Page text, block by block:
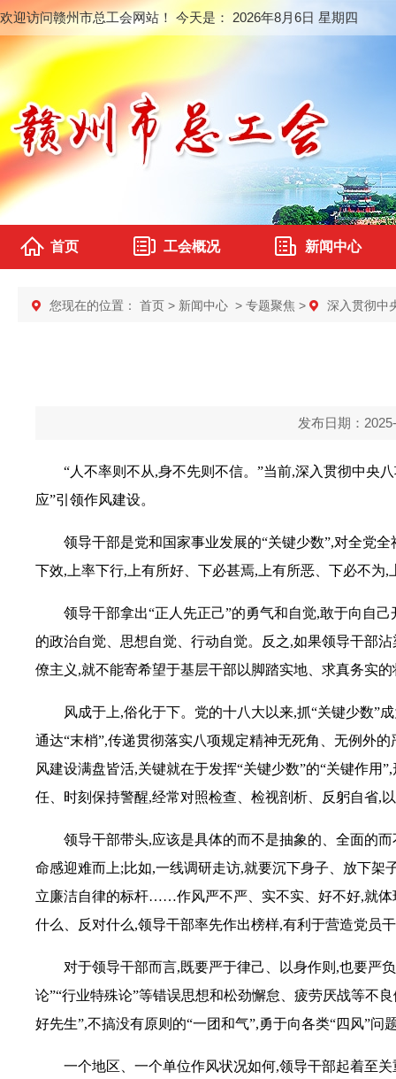
欢迎访问赣州市总工会网站！ 今天是： 2026年8月6日 星期四
首页 工会概况 新闻中心
您现在的位置： 首页 > 新闻中心 > 专题聚焦 > 深入贯彻中
发布日期：
“人不率则不从,身不先则不信。”当前,深入贯彻中央
应”引领作风建设。
领导干部是党和国家事业发展的“关键少数”,对全党
下效,上率下行,上有所好、下必甚焉,上有所恶、下必不为,
领导干部拿出“正人先正己”的勇气和自觉,敢于向自
的政治自觉、思想自觉、行动自觉。反之,如果领导干部
僚主义,就不能寄希望于基层干部以脚踏实地、求真务实
风成于上,俗化于下。党的十八大以来,抓“关键少数”
通达“末梢”,传递贯彻落实八项规定精神无死角、无例外
风建设满盘皆活,关键就在于发挥“关键少数”的“关键作
任、时刻保持警醒,经常对照检查、检视剖析、反躬自省,
领导干部带头,应该是具体的而不是抽象的、全面的
命感迎难而上;比如,一线调研走访,就要沉下身子、放下架
立廉洁自律的标杆……作风严不严、实不实、好不好,就体
什么、反对什么,领导干部率先作出榜样,有利于营造党员
对于领导干部而言,既要严于律己、以身作则,也要严
论”“行业特殊论”等错误思想和松劲懈怠、疲劳厌战等不
好先生”,不搞没有原则的“一团和气”,勇于向各类“四风”问
一个地区、一个单位作风状况如何,领导干部起着至